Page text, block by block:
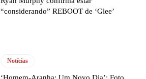
“considerando” REBOOT de ‘Glee’
Notícias
‘Homem-Aranha: Um Novo Dia’: Foto